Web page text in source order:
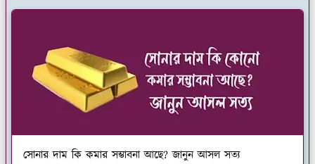
সোনার দাম কি কমার সম্ভাবনা আছে? জানুন আসল সত্য